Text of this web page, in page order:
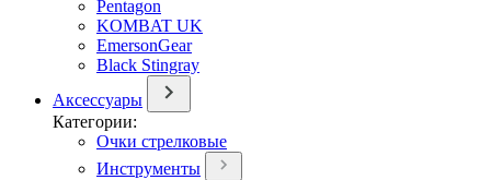
Pentagon
KOMBAT UK
EmersonGear
Black Stingray
Аксессуары
Категории:
Очки стрелковые
Инструменты